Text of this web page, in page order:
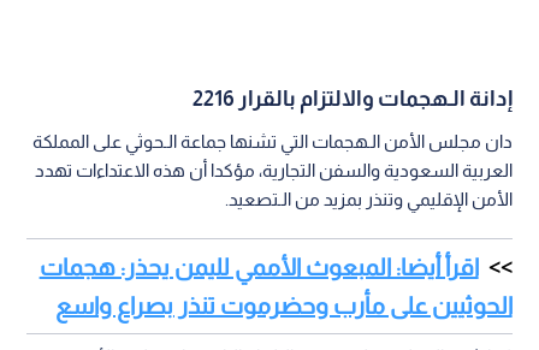
إدانة الـهجمات والالتزام بالقرار 2216
دان مجلس الأمن الـهجمات التي تشنها جماعة الـحوثي على المملكة
العربية السعودية والسفن التجارية، مؤكدا أن هذه الاعتداءات تهدد
الأمن الإقليمي وتنذر بمزيد من الـتصعيد.
اقرأ أيضا: المبعوث الأممي لليمن يحذر: هجمات
الحوثيين على مأرب وحضرموت تنذر بصراع واسع